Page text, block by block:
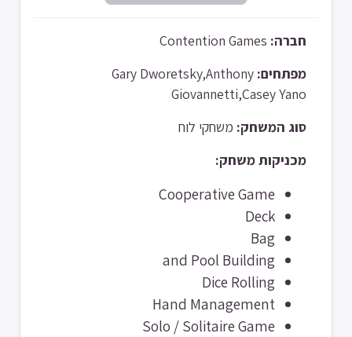
חברה:
מפתחים: Gary Dworetsky,Anthony
Giovannetti,Casey Yano
סוג המשחק: משחקי לוח
מכניקות משחק:
Cooperative Game
Deck
Bag
and Pool Building
Dice Rolling
Hand Management
Solo / Solitaire Game